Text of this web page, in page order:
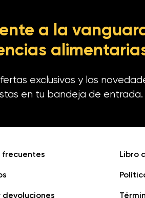
a la
exclusivas y las
en tu bandeja de entrada.
frecuentes
devoluciones
Libro